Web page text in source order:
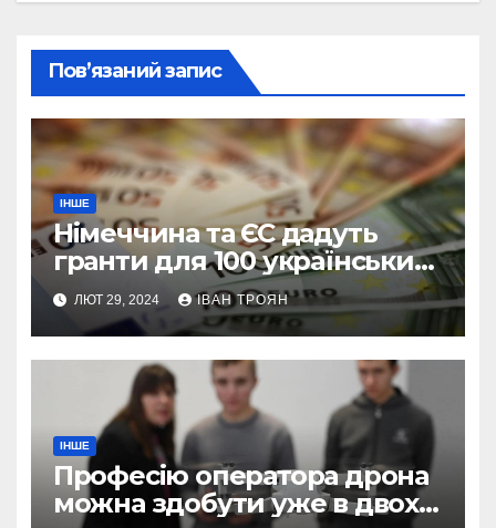
Пов’язаний запис
ІНШЕ
Німеччина та ЄС дадуть
гранти для 100 українських
підприємств
ЛЮТ 29, 2024 ІВАН ТРОЯН
ІНШЕ
Професію оператора дрона
можна здобути уже в двох